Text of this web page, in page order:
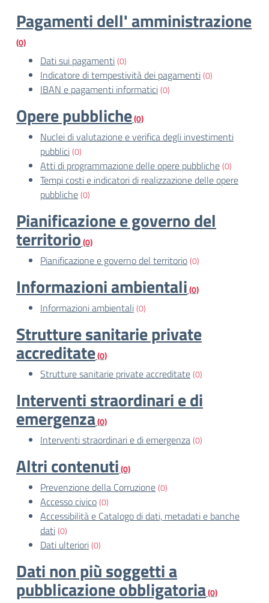
Pagamenti dell' amministrazione
(0)
Dati sui pagamenti(0)
Indicatore di tempestività dei pagamenti(0)
IBAN e pagamenti informatici(0)
Opere pubbliche(0)
Nuclei di valutazione e verifica degli investimenti
pubblici(0)
Atti di programmazione delle opere pubbliche(0)
Tempi costi e indicatori di realizzazione delle opere
pubbliche(0)
Pianificazione e governo del
territorio(0)
Pianificazione e governo del territorio(0)
Informazioni ambientali(0)
Informazioni ambientali(0)
Strutture sanitarie private
accreditate(0)
Strutture sanitarie private accreditate(0)
Interventi straordinari e di
emergenza(0)
Interventi straordinari e di emergenza(0)
Altri contenuti(0)
Prevenzione della Corruzione(0)
Accesso civico(0)
Accessibilità e Catalogo di dati, metadati e banche
dati(0)
Dati ulteriori(0)
Dati non più soggetti a
pubblicazione obbligatoria(0)